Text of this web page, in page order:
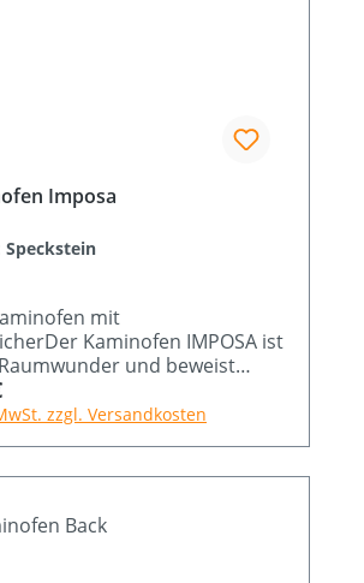
Imposa
Speckstein
mit
Kaminofen IMPOSA ist
und beweist
dass wahre Größe nichts mit
zu tun hat. Wie kein
Innenraum mit extrem
für eine
So ist dieser
zzgl. Versandkosten